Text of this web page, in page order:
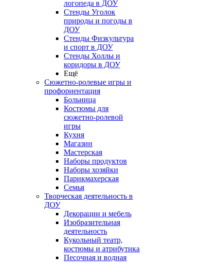
логопеда в ДОУ
Стенды Уголок
природы и погоды в
ДОУ
Стенды Физкультура
и спорт в ДОУ
Стенды Холлы и
коридоры в ДОУ
Ещё
Сюжетно-ролевые игры и
профориентация
Больница
Костюмы для
сюжетно-ролевой
игры
Кухня
Магазин
Мастерская
Наборы продуктов
Наборы хозяйки
Парикмахерская
Семья
Творческая деятельность в
ДОУ
Декорации и мебель
Изобразительная
деятельность
Кукольный театр,
костюмы и атрибутика
Песочная и водная